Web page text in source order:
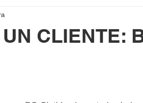
CLIENTE: